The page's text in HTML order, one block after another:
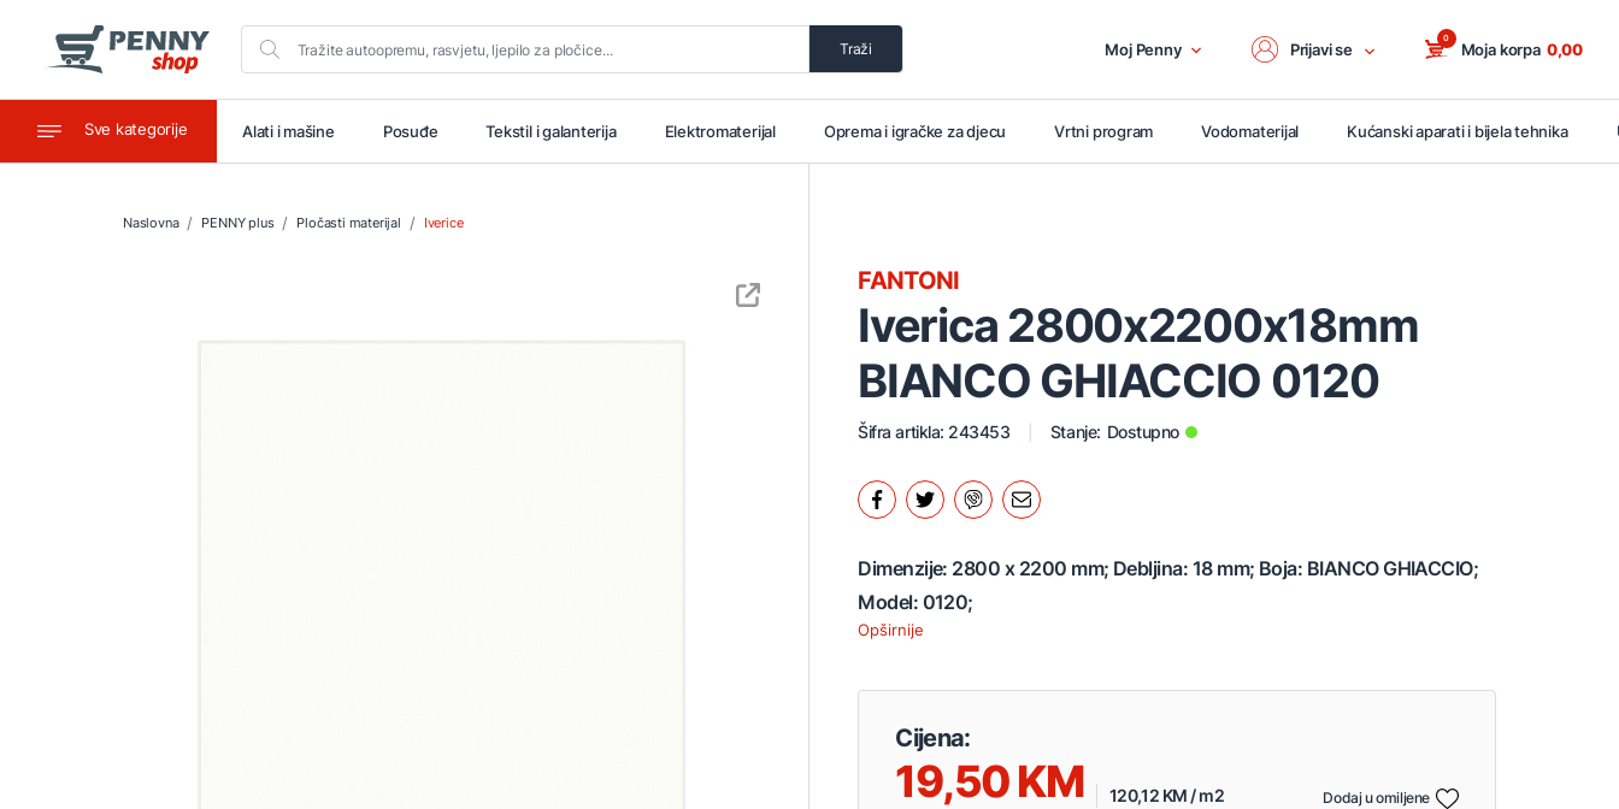
Traži Moj Penny Prijavi se Moja korpa
0
0,00
Sve kategorije
Ugostiteljstvo Alati i mašine Posuđe Tekstil i galanterija Elektromaterijal Oprema i igračke za djecu Vrtni program Vodomaterijal Kućanski aparati i bijela tehnika
Naslovna PENNY plus Pločasti materijal Iverice
Iverica 2800x2200x18mm
BIANCO GHIACCIO 0120
FANTONI
Šifra artikla: 243453 Stanje: Dostupno
Dimenzije: 2800 x 2200 mm; Debljina: 18 mm; Boja: BIANCO GHIACCIO;
Model: 0120;
Opširnije
Cijena:
19,50 120,12 KM / m2 Dodaj u omiljene